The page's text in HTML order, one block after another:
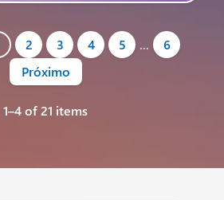
2 3 4 5 …
6
Próximo
1–4 of 21 items